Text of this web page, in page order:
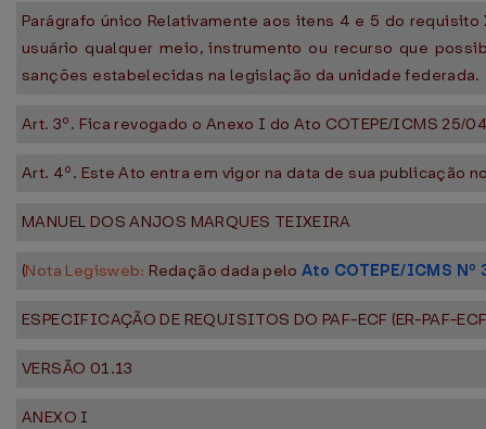
Parágrafo único Relativamente aos itens 4 e 5 do
usuário qualquer meio, instrumento ou recurso que
sanções estabelecidas na legislação da unidade federada.
Art. 3º. Fica revogado o Anexo I do Ato COTEPE/ICMS 25/
Art. 4º. Este Ato entra em vigor na data de sua publicação
MANUEL DOS ANJOS MARQUES TEIXEIRA
(Nota Legisweb: Redação dada peloAto COTEPE/ICMS Nº
ESPECIFICAÇÃO DE REQUISITOS DO PAF-ECF (ER-PAF-
VERSÃO 01.13
ANEXO I